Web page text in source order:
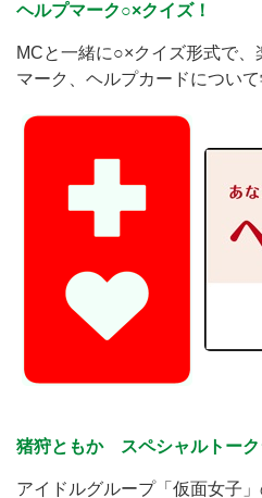
ヘルプマーク○×クイズ！
MCと一緒に○×クイズ形式で
マーク、ヘルプカードについて
猪狩ともか スペシャルトーク
アイドルグループ「仮面女子